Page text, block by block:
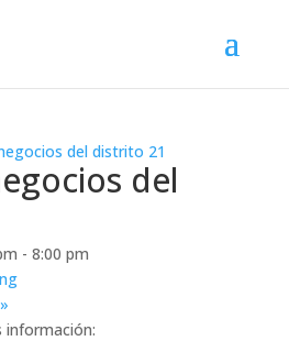
del distrito 21
del
- 8:00 pm
»
información: